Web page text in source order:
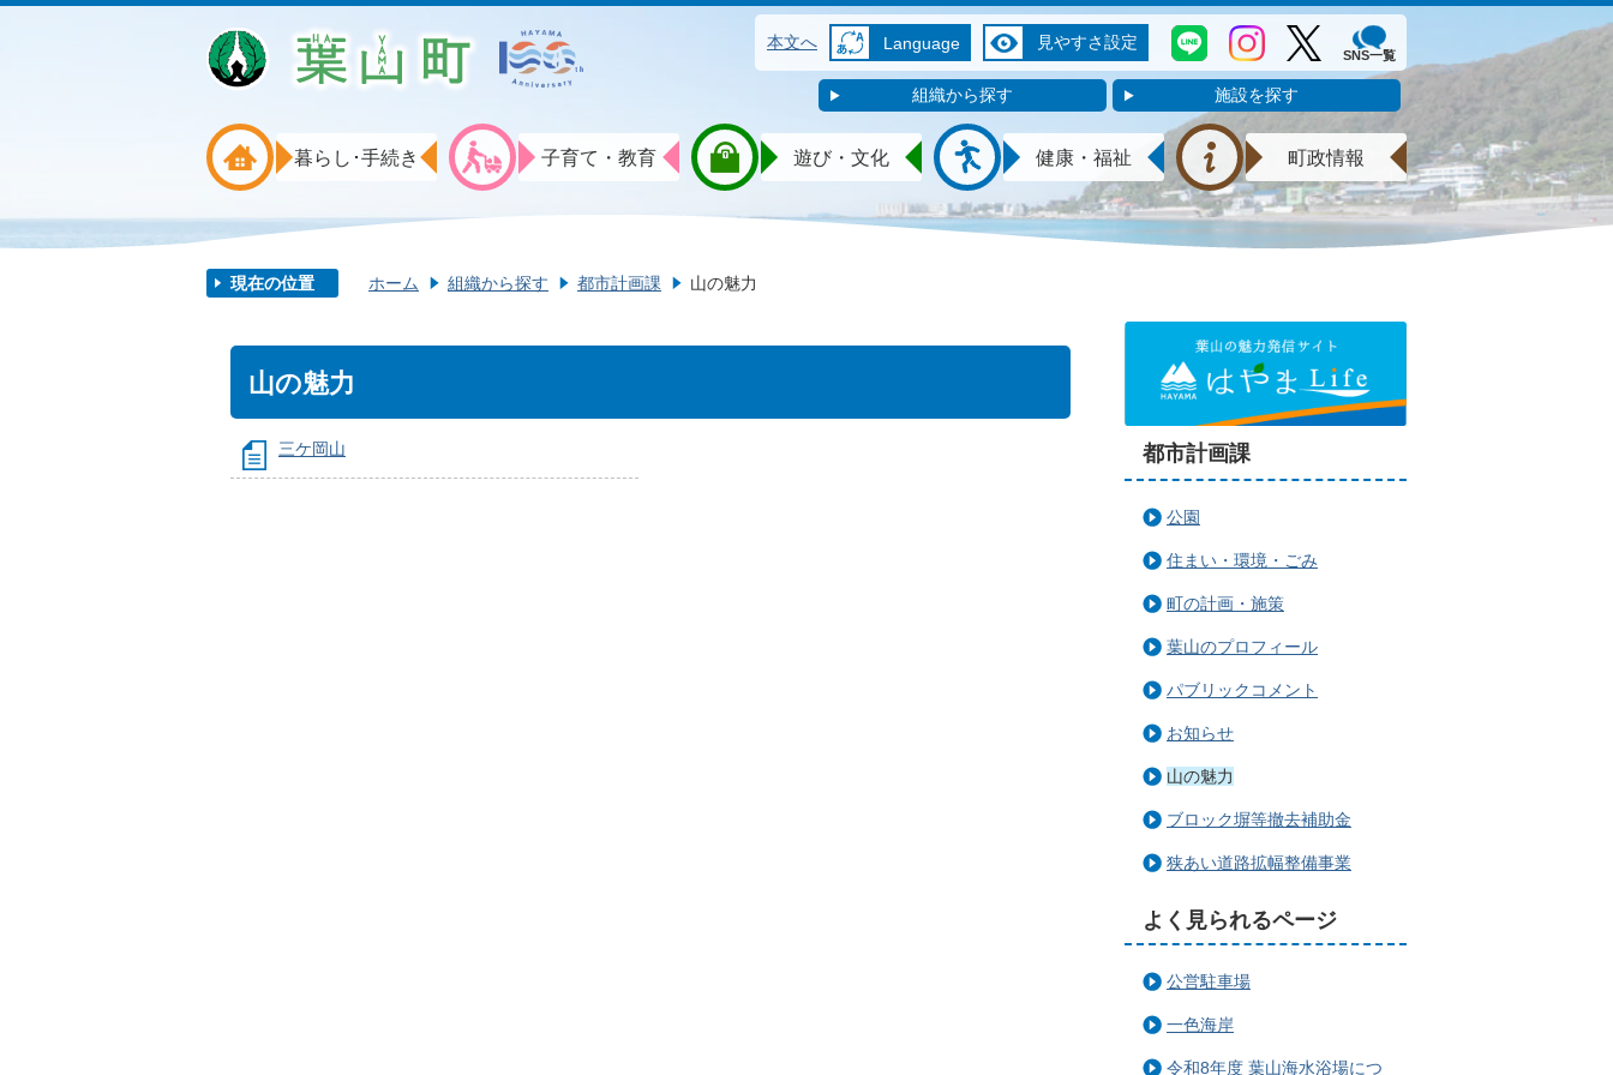
本文へ Language 見やすさ設定
SNS一覧
組織から探す 施設を探す
暮らし･手続き 子育て・教育 遊び・文化 健康・福祉 町政情報
現在の位置 ホーム 組織から探す 都市計画課 山の魅力
山の魅力
三ケ岡山 都市計画課
公園
住まい・環境・ごみ
町の計画・施策
葉山のプロフィール
パブリックコメント
お知らせ
山の魅力
ブロック塀等撤去補助金
狭あい道路拡幅整備事業
よく見られるページ
公営駐車場
一色海岸
令和8年度 葉山海水浴場につ